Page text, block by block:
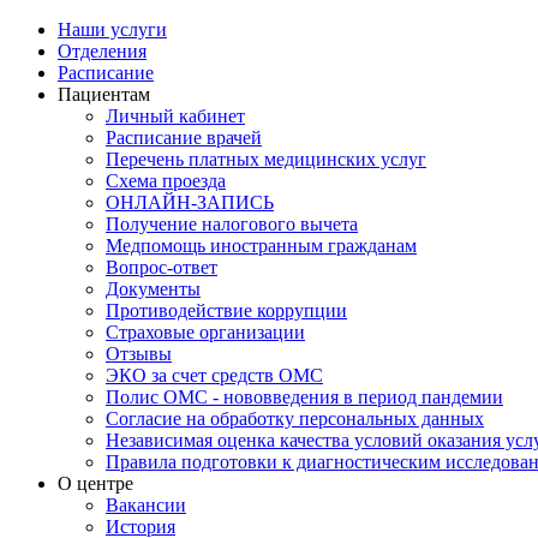
Наши услуги
Отделения
Расписание
Пациентам
Личный кабинет
Расписание врачей
Перечень платных медицинских услуг
Схема проезда
ОНЛАЙН-ЗАПИСЬ
Получение налогового вычета
Медпомощь иностранным гражданам
Вопрос-ответ
Документы
Противодействие коррупции
Страховые организации
Отзывы
ЭКО за счет средств ОМС
Полис ОМС - нововведения в период пандемии
Согласие на обработку персональных данных
Независимая оценка качества условий оказания
Правила подготовки к диагностическим
О центре
Вакансии
История